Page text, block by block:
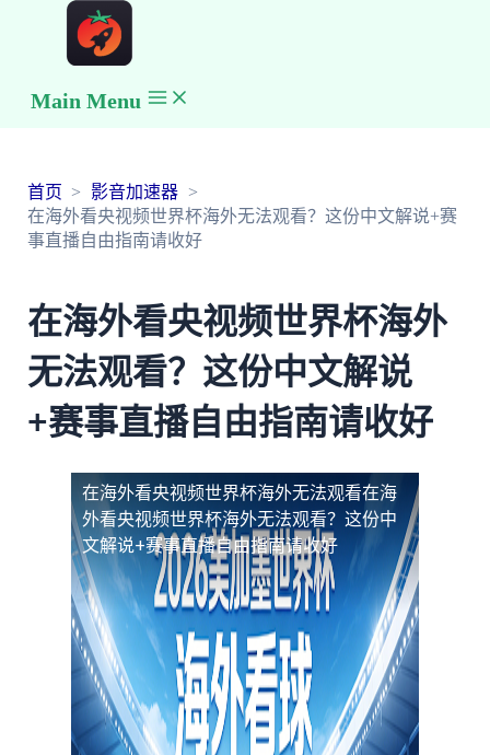
Main Menu
首页
影音加速器
在海外看央视频世界杯海外无法观看？这份中文解说+赛
事直播自由指南请收好
在海外看央视频世界杯海外
无法观看？这份中文解说
+赛事直播自由指南请收好
在海外看央视频世界杯海外无法观看在海
外看央视频世界杯海外无法观看？这份中
文解说+赛事直播自由指南请收好